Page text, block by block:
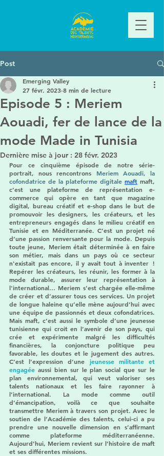
Post
Episode 5 : Meriem
Aouadi, fer de lance de la
mode Made in Tunisia
Emerging Valley
27 févr. 2023 8 min de lecture
Dernière mise à jour : 28 févr. 2023
Pour ce cinquième épisode de notre série-
portrait, nous rencontrons Meriem Aouadi, la
cofondatrice de la plateforme digitale maft maft,
c’est une plateforme de représentation e-
commerce qui opère en tant que magazine
digital, bureau créatif et e-shop dans le but de
promouvoir les designers, les créateurs, et les
entrepreneurs engagés dans le milieu créatif en
Tunisie et en Méditerranée. C’est un projet né
d’une passion renversante pour la mode. Depuis
toute jeune, Meriem était déterminée à en faire
son métier, mais dans un pays où ce secteur
n'existait pas encore, il y avait tout à inventer  !
Repérer les créateurs, les réunir, les former à la
mode durable, assurer leur représentation à
l'international… Meriem s’est chargée elle-même
de créer et d’assurer tous ces services. Un projet
de longue haleine qu’elle mène aujourd’hui avec
une équipe de passionnés et deux cofondatrices.
Mais maft, c’est aussi le symbole d’une jeunesse
tunisienne qui croit en l’avenir de son pays, qui
crée et expérimente malgré les difficultés
financières, la conjoncture politique peu
favorable, les doutes et le jugement des autres.
C’est l’expression d’une jeunesse militante et
engagée aussi bien sur le plan social que sur le
plan environnemental, qui veut valoriser ses
talents nationaux et les faire rayonner à
l’international. La mode comme outil
d’émancipation, voilà ce que souhaite
transmettre Meriem à travers son projet. Avec le
soutien de l’Académie des talents, celui-ci a pu
prendre une nouvelle dimension en s’affirmant
comme plateforme méditerranéenne.
Aujourd’hui, Meriem revient sur l’histoire de maft
et ses différentes missions.